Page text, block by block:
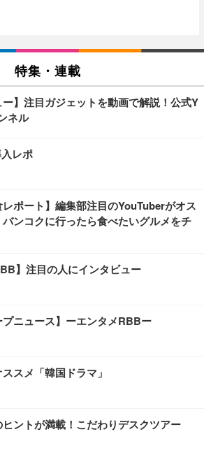
特集・連載
ー】注目ガジェットを動画で解説！公式Y
ネル
レポ
レポート】編集部注目のYouTuberがオス
ンコクに行ったら食べたいグルメをチ
】注目の人にインタビュー
プニュース】ーエンタメRBBー
スメ「韓国ドラマ」
ントが満載！こだわりデスクツアー